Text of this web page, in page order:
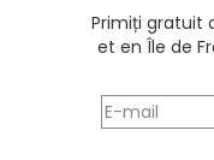
Primiți gratuit
et en Île de